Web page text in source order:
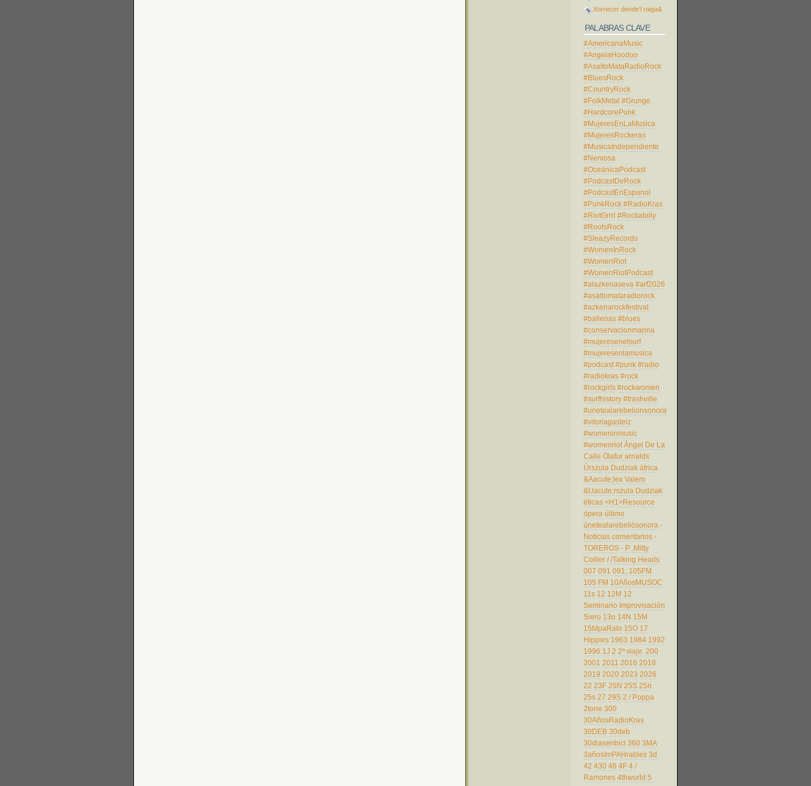
Xorrecer dende'l raiga&
PALABRAS CLAVE
#AmericanaMusic
#AngelaHoodoo
#AsaltoMataRadioRock
#BluesRock
#CountryRock
#FolkMetal #Grunge
#HardcorePunk
#MujeresEnLaMusica
#MujeresRockeras
#MusicaIndependiente
#Nervosa
#OceánicaPodcast
#PodcastDeRock
#PodcastEnEspanol
#PunkRock #RadioKras
#RiotGrrrl #Rockabilly
#RootsRock
#SleazyRecords
#WomenInRock
#WomenRiot
#WomenRiotPodcast
#alazkenaseva #arf2026
#asaltomataradiorock
#azkenarockfestival
#ballenas #blues
#conservacionmarina
#mujeresenelsurf
#mujeresenlamusica
#podcast #punk #radio
#radiokras #rock
#rockgirls #rockwomen
#surfhistory #trashville
#unetealarebelionsonora
#vitoriagasteiz
#womeninmusic
#womenriot Ángel De La
Calle Ölafur arnalds
Úrszula Dudziak áfrica
&Aacute;lex Valero
&Uacute;rszula Dudziak
éticas <H1>Resource
ópera último
únetealarebeliósonora -
Noticias comentarios -
TOREROS - P .Mitty
Collier / /Talking Heads
007 091 091; 105FM
105 FM 10AñosMUSOC
11s 12 12M 12
Seminario Improvisación
Siero 13o 14N 15M
15MpaRato 15O 17
Hippies 1963 1984 1992
1996 1J 2 2º viaje. 200
2001 2011 2016 2018
2019 2020 2023 2026
22 23F 25N 25S 25n
25s 27 29S 2 / Poppa
2tone 300
30AñosRadioKras
30DEB 30deb
30diasenbici 360 3MA
3añosImPAHrables 3d
42 430 46 4F 4 /
Ramones 4thworld 5